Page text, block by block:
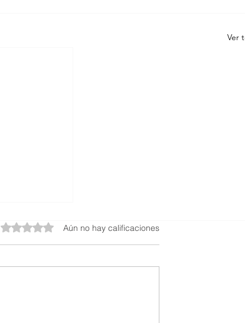
Ver
Obtuvo 0 de 5 estrellas.Aún no hay calificaciones